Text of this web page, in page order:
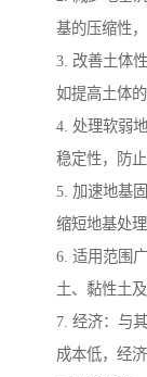
基的压缩性
3. 改善土体
如提高土体
4. 处理软弱
稳定性，防
5. 加速地基
缩短地基处理
6. 适用范围
土、黏性土及
7. 经济：与
成本低，经济